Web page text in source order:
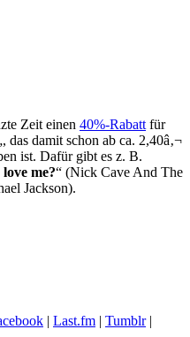
Zeit einen 40%-Rabatt für
das damit schon ab ca. 2,40â‚¬
ist. Dafür gibt es z. B.
me?“ (Nick Cave And The
Jackson).
| Last.fm | Tumblr|